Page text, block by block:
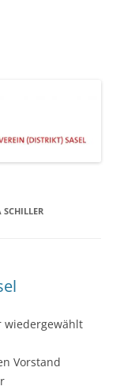
wiedergewählt
Vorstand